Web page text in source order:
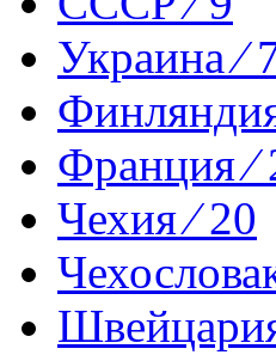
Украина ⁄
Франция ⁄
Чехия ⁄ 20